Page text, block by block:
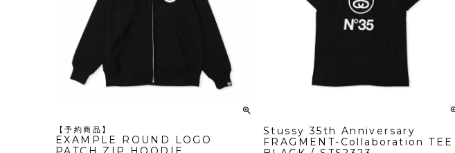
【予約商品】
EXAMPLE ROUND LOGO
Stussy 35th Anniversary
FRAGMENT-Collaboration TEE